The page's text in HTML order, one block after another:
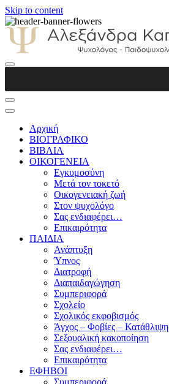
Skip to content
Παιδοψυχολόγος
Αρχική
ΒΙΟΓΡΑΦΙΚΟ
ΒΙΒΛΙΑ
ΟΙΚΟΓΕΝΕΙΑ
Εγκυμοσύνη
Μετά τον τοκετό
Οικογενειακή ζωή
Στον ψυχολόγο
Σας ενδιαφέρει…
Επικαιρότητα
ΠΑΙΔΙΑ
Ανάπτυξη
Ύπνος
Διατροφή
Διαπαιδαγώγηση
Συμπεριφορά
Σχολείο
Σχολικός εκφοβισμός
Άγχος – Φοβίες – Κατάθλιψη
Σεξουαλική κακοποίηση
Σας ενδιαφέρει…
Επικαιρότητα
ΕΦΗΒΟΙ
Συμπεριφορά